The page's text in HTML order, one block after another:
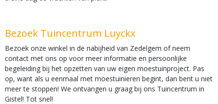
Bezoek Tuincentrum Luyckx
Bezoek onze winkel in de nabijheid van Zedelgem of neem
contact met ons op voor meer informatie en persoonlijke
begeleiding bij het opzetten van uw eigen moestuinproject. Pas
op, want als u eenmaal met moestuinieren begint, dan bent u niet
meer te stoppen! We ontvangen u graag bij ons Tuincentrum in
Gistel! Tot snel!